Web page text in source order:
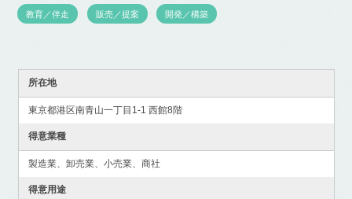
教育／伴走 販売／提案 開発／構築
所在地
東京都港区南青山一丁目1-1 西館8階
得意業種
製造業、卸売業、小売業、商社
得意用途